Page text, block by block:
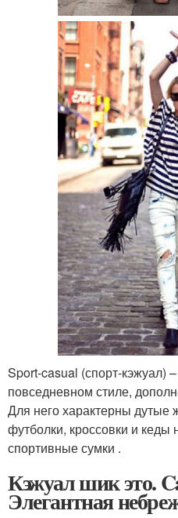
Sport-casual (спорт-кэжуал)
повседневном стиле,
Для него характерны
футболки, кроссовки и кеды
спортивные сумки .
Кэжуал шик это.
Элегантная